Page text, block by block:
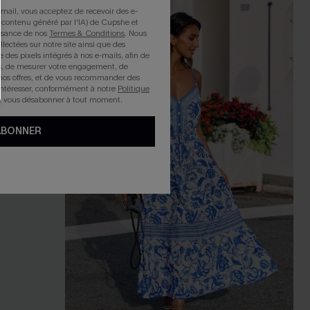
vous acceptez de recevoir des e-
généré par l'IA) de Cupshe et
de nosTermes & Conditions. Nous
sur notre site ainsi que des
des pixels intégrés à nos e-mails, afin de
de mesurer votre engagement, de
offres, et de vous recommander des
conformément à notre Politique
vous désabonner à tout moment.